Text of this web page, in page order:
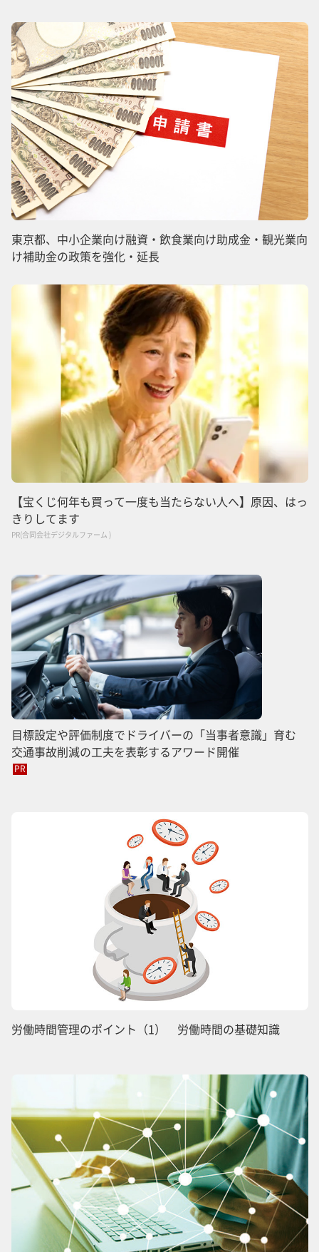
東京都、中小企業向け融資・飲食業向け助成金・観光業向
け補助金の政策を強化・延長
【宝くじ何年も買って一度も当たらない人へ】原因、はっ
きりしてます
PR(合同会社デジタルファーム )
目標設定や評価制度でドライバーの「当事者意識」育む
交通事故削減の工夫を表彰するアワード開催
PR
労働時間管理のポイント（1） 労働時間の基礎知識